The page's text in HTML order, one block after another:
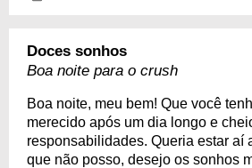
Doces sonhos
Boa noite para o crush
Boa noite, meu bem! Que você
merecido após um dia longo e
responsabilidades. Queria estar aí
que não posso, desejo os sonhos